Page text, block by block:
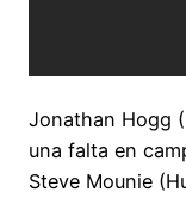
Jonathan Hogg
una falta en
Steve Mounie